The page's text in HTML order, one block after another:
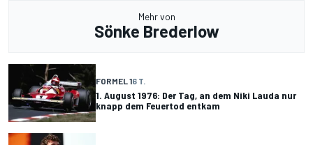
Mehr von
Sönke Brederlow
FORMEL 16 T.
1. August 1976: Der Tag, an dem Niki Lauda nur
knapp dem Feuertod entkam